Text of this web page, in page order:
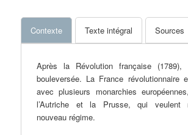
Contexte Texte intégral Sources
Après la Révolution française (1789),
bouleversée. La France révolutionnaire
avec plusieurs monarchies
l’Autriche et la Prusse, qui veulent
nouveau régime.